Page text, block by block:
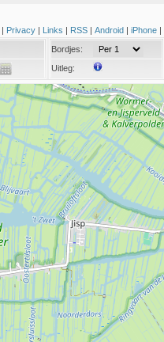
| Privacy | Links | RSS | Android | iPhone |
Bordjes:
Uitleg: